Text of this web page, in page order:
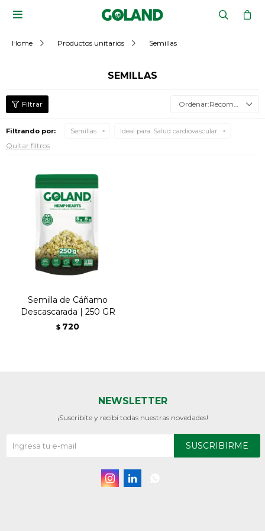

Home Productos unitarios Semillas
SEMILLAS
Recomendados
Filtrando por: Semillas Ideal para: Salud cardiovascular
Quitar filtros
Semilla de Cáñamo
Descascarada | 250 GR
$ 720
NEWSLETTER
¡Suscribite y recibí todas nuestras novedades!
SUSCRIBIRME
 